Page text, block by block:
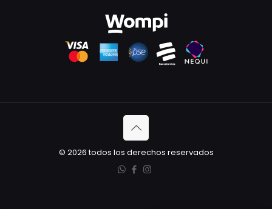
© 2026 todos los derechos reservados